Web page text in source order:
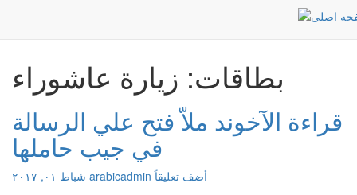
بطاقات: زيارة عاشوراء
قراءة الآخوند ملاّ فتح علي الرسالة
في جيب حاملها
arabicadminأضف تعليقاً